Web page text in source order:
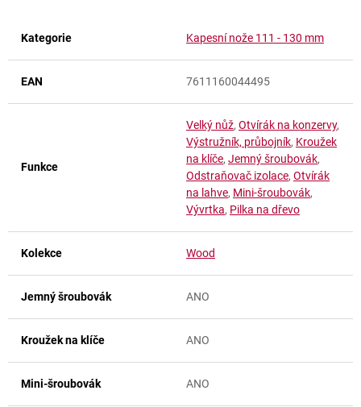
Kategorie Kapesní nože 111 - 130 mm
EAN 7611160044495
Funkce
Velký nůž, Otvírák na konzervy,
Výstružník, průbojník, Kroužek
na klíče, Jemný šroubovák,
Odstraňovač izolace, Otvírák
na lahve, Mini-šroubovák,
Vývrtka, Pilka na dřevo
Kolekce Wood
Jemný šroubovák ANO
Kroužek na klíče ANO
Mini-šroubovák ANO